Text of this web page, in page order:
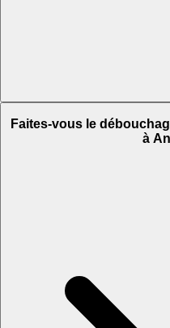
Faites-vous le
à